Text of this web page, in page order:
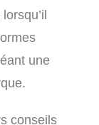
une
conseils